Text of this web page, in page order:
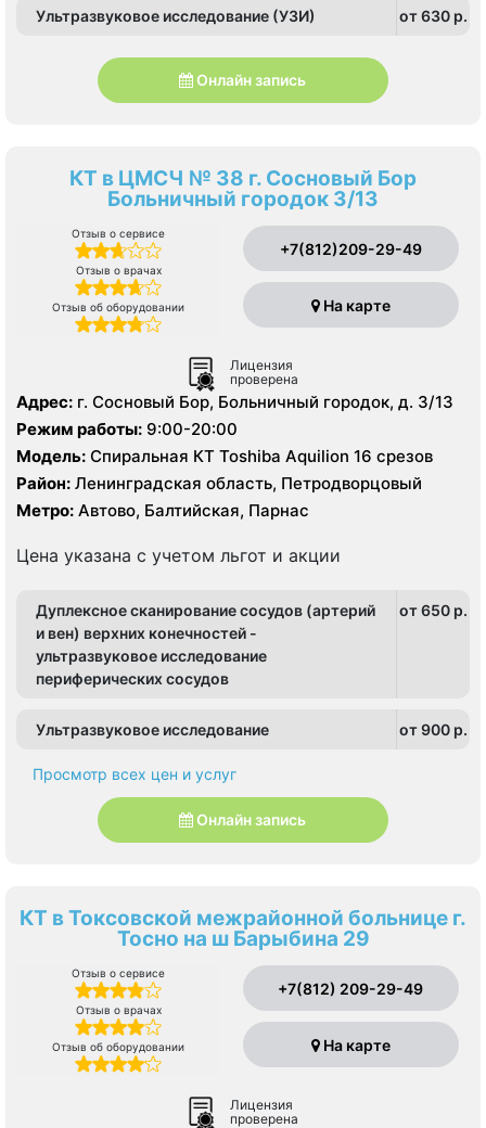
Ультразвуковое исследование (УЗИ) от 630 p.
Онлайн запись
КТ в ЦМСЧ № 38 г. Сосновый Бор
Больничный городок 3/13
Отзыв о сервисе
Отзыв о врачах
Отзыв об оборудовании
+7(812)209-29-49
На карте
Лицензия
проверена
Адрес: г. Сосновый Бор, Больничный городок, д. 3/13
Режим работы: 9:00-20:00
Модель: Спиральная КТ Toshiba Aquilion 16 срезов
Район: Ленинградская область, Петродворцовый
Метро: Автово, Балтийская, Парнас
Цена указана с учетом льгот и акции
Дуплексное сканирование сосудов (артерий
и вен) верхних конечностей -
ультразвуковое исследование
периферических сосудов
от 650 p.
Ультразвуковое исследование от 900 p.
Просмотр всех цен и услуг
Онлайн запись
КТ в Токсовской межрайонной больнице г.
Тосно на ш Барыбина 29
Отзыв о сервисе
Отзыв о врачах
Отзыв об оборудовании
+7(812) 209-29-49
На карте
Лицензия
проверена